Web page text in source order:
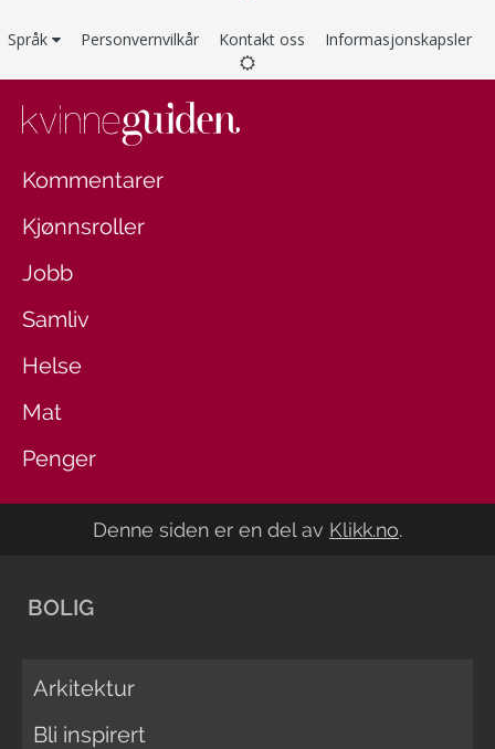
Språk Personvernvilkår Kontakt oss Informasjonskapsler
Kommentarer
Kjønnsroller
Jobb
Samliv
Helse
Mat
Penger
Denne siden er en del av Klikk.no.
BOLIG
Arkitektur
Bli inspirert